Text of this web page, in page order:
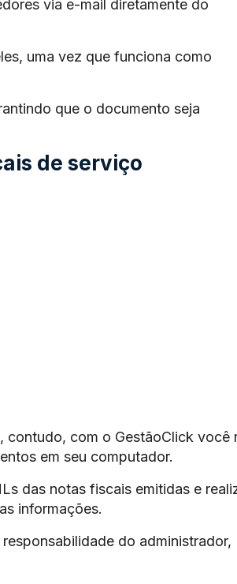
via e-mail diretamente do
uma vez que funciona como
que o documento seja
de serviço
contudo, com o GestãoClick você
em seu computador.
das notas fiscais emitidas e
informações.
do administrador,